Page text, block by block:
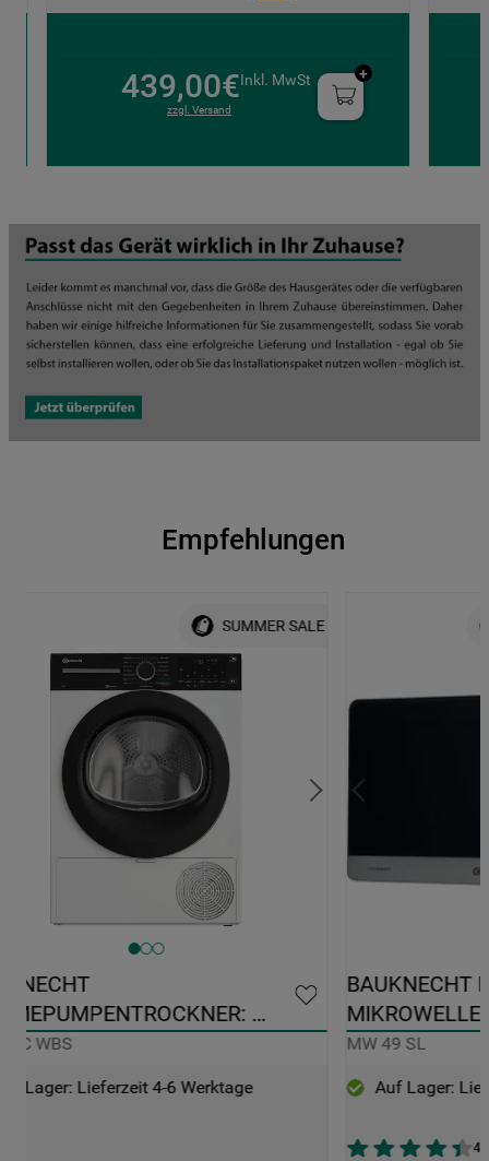
439,00€Inkl. MwSt
zzgl. Versand
Empfehlungen
- TKL 85C WBS
4-6 Werktage
0% Finanzierung
BAUKNECHT FREISTEHENDE
MIKROWELLE: FARBE
Auf Lager: Lieferzeit 4-6
4.4(96 )